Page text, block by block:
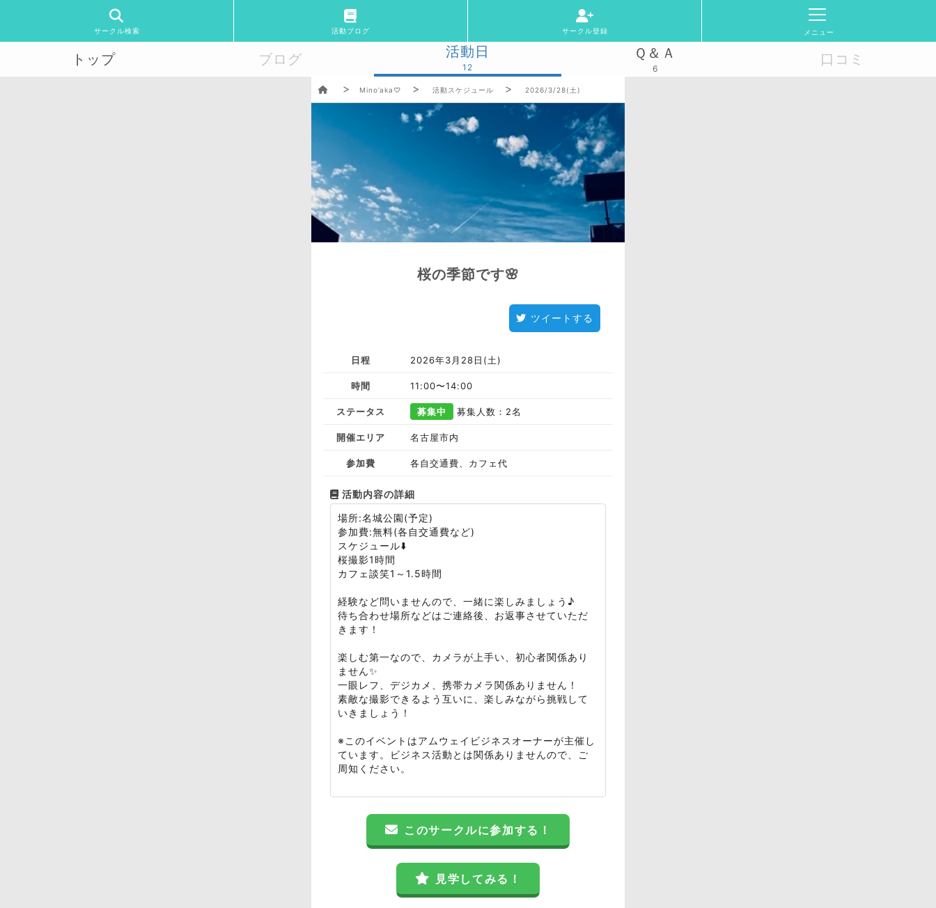
サークル検索 活動ブログ サークル登録 メニュー
トップ ブログ 活動日
12
Ｑ＆Ａ
6
口コミ
Mino’aka♡ 活動スケジュール 2026/3/28(土)
桜の季節です🌸
ツイートする
日程 2026年3月28日(土)
時間 11:00〜14:00
ステータス 募集中 募集人数：2名
開催エリア 名古屋市内
参加費 各自交通費、カフェ代
活動内容の詳細
場所:名城公園(予定)
参加費:無料(各自交通費など)
スケジュール⬇️
桜撮影1時間
カフェ談笑1～1.5時間
経験など問いませんので、一緒に楽しみましょう♪
待ち合わせ場所などはご連絡後、お返事させていただ
きます！
楽しむ第一なので、カメラが上手い、初心者関係あり
ません✨
一眼レフ、デジカメ、携帯カメラ関係ありません！
素敵な撮影できるよう互いに、楽しみながら挑戦して
いきましょう！
※このイベントはアムウェイビジネスオーナーが主催し
ています。ビジネス活動とは関係ありませんので、ご
周知ください。
このサークルに参加する！
見学してみる！